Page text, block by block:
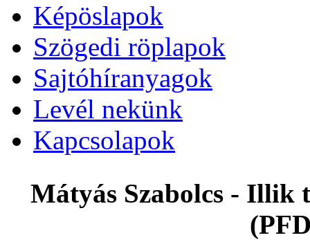
Képöslapok
Szögedi röplapok
Sajtóhíranyagok
Levél nekünk
Kapcsolapok
Mátyás Szabolcs - Illik